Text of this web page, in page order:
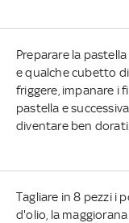
Preparare la
e qualche cubetto
friggere, impanare i
pastella e
diventare ben dorati.
Tagliare in 8 pezzi i
d'olio, la